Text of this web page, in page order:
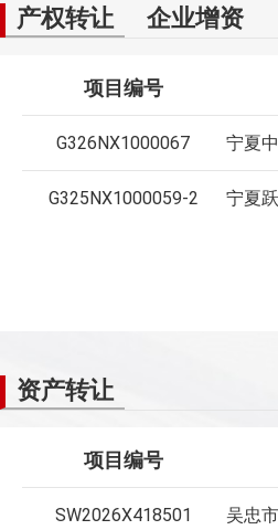
产权转让 企业增资
项目编号
G326NX1000067 宁夏
G325NX1000059-2
资产转让
项目编号
SW2026X418501